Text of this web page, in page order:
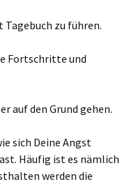
Tagebuch zu führen.
Fortschritte und
auf den Grund gehen.
sich Deine Angst
Häufig ist es nämlich
werden die